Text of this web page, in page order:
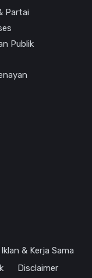
Partai
Publik
Iklan & Kerja Sama
Disclaimer